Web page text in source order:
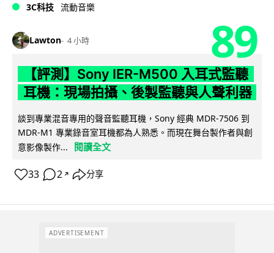
3C科技 流動音樂
Lawton 4 小時 89
【評測】Sony IER-M500 入耳式監聽
耳機：現場拍攝、後製監聽與人聲利器
談到專業混音專用的聲音監聽耳機，Sony 經典 MDR-7506 到
MDR-M1 專業錄音室耳機都為人熟悉。而現在舞台製作者與創
意影像製作...
閱讀全文
33 2 ↗ 分享
ADVERTISEMENT